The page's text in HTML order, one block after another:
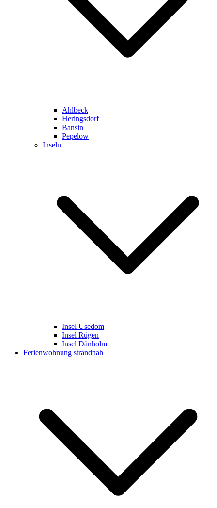
Ahlbeck
Heringsdorf
Bansin
Pepelow
Inseln
Insel Usedom
Insel Rügen
Insel Dänholm
Ferienwohnung strandnah